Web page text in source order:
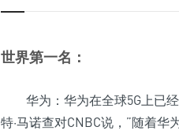
世界第一名：
华为：华为在全球5G上已
特·马诺查对CNBC说，”随着